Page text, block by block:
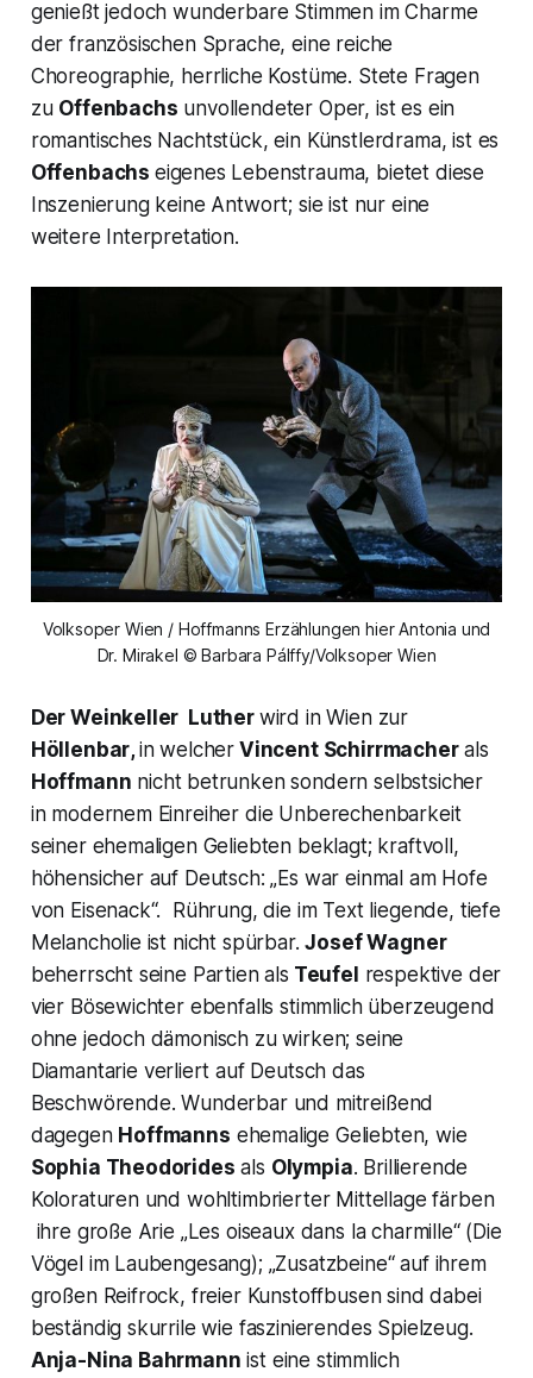
genießt jedoch wunderbare Stimmen im Charme
der französischen Sprache, eine reiche
Choreographie, herrliche Kostüme. Stete Fragen
zu Offenbachs unvollendeter Oper, ist es ein
romantisches Nachtstück, ein Künstlerdrama, ist es
Offenbachs eigenes Lebenstrauma, bietet diese
Inszenierung keine Antwort; sie ist nur eine
weitere Interpretation.
Volksoper Wien / Hoffmanns Erzählungen hier Antonia und
Dr. Mirakel © Barbara Pálffy/Volksoper Wien
Der Weinkeller Luther wird in Wien zur
Höllenbar,in welcher Vincent Schirrmacherals
Hoffmann nicht betrunken sondern selbstsicher
in modernem Einreiher die Unberechenbarkeit
seiner ehemaligen Geliebten beklagt; kraftvoll,
höhensicher auf Deutsch: „Es war einmal am Hofe
von Eisenack“. Rührung, die im Text liegende, tiefe
Melancholie ist nicht spürbar.Josef Wagner
beherrscht seine Partien als Teufel respektive der
vier Bösewichter ebenfalls stimmlich überzeugend
ohne jedoch dämonisch zu wirken; seine
Diamantarie verliert auf Deutsch das
Beschwörende. Wunderbar und mitreißend
dagegen Hoffmanns ehemalige Geliebten, wie
Sophia Theodorides als Olympia. Brillierende
Koloraturen und wohltimbrierter Mittellage färben
ihre große Arie „Les oiseaux dans la charmille“(Die
Vögel im Laubengesang); „Zusatzbeine“ auf ihrem
großen Reifrock, freier Kunstoffbusen sind dabei
beständig skurrile wie faszinierendes Spielzeug.
Anja-Nina Bahrmann ist eine stimmlich